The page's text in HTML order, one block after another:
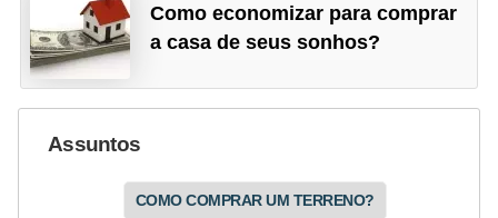
Como economizar para comprar
a casa de seus sonhos?
Assuntos
COMO COMPRAR UM TERRENO?
i
a
ç
o